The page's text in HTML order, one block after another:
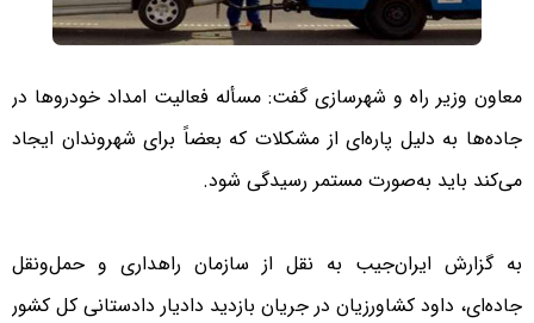
معاون وزیر راه و شهرسازی گفت: مسأله فعالیت امداد خودروها در
جاده‌ها به دلیل پاره‌ای از مشکلات که بعضاً برای شهروندان ایجاد
می‌کند باید به‌صورت مستمر رسیدگی شود.
به گزارش ایران‌جیب به نقل از سازمان راهداری و حمل‌ونقل
جاده‌ای، داود کشاورزیان در جریان بازدید دادیار دادستانی کل کشور